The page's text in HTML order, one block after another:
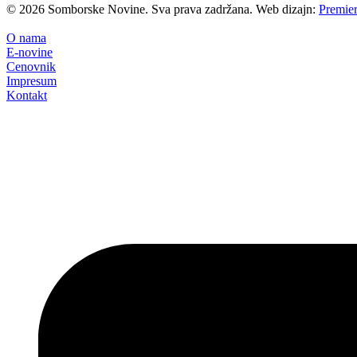
© 2026 Somborske Novine. Sva prava zadržana. Web dizajn:
O nama
E-novine
Cenovnik
Impresum
Kontakt